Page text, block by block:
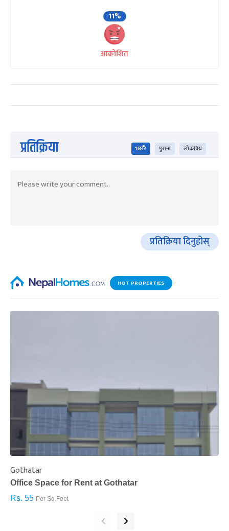
11%
आक्रोशित
प्रतिक्रिया भर्खरै पुराना लोकप्रिय
प्रतिक्रिया दिनुहोस्
HOT PROPERTIES
Gothatar
Office Space for Rent at Gothatar
Rs. 55 Per Sq.Feet
‹ ›